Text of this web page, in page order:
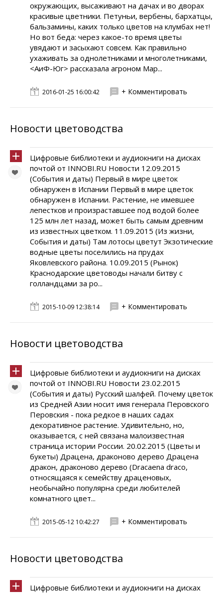
окружающих, высаживают на дачах и во дворах
красивые цветники. Петуньи, вербены, бархатцы,
бальзамины, каких только цветов на клумбах нет!
Но вот беда: через какое-то время цветы
увядают и засыхают совсем. Как правильно
ухаживать за однолетниками и многолетниками,
<АиФ-Юг> рассказала агроном Мар...
2016-01-25 16:00:42 + Комментировать
Новости цветоводства
Цифровые библиотеки и аудиокниги на дисках
почтой от INNOBI.RU Новости 12.09.2015
(События и даты) Первый в мире цветок
обнаружен в Испании Первый в мире цветок
обнаружен в Испании. Растение, не имевшее
лепестков и произраставшее под водой более
125 млн лет назад, может быть самым древним
из известных цветком. 11.09.2015 (Из жизни,
События и даты) Там лотосы цветут Экзотические
водные цветы поселились на прудах
Яковлевского района. 10.09.2015 (Рынок)
Краснодарские цветоводы начали битву с
голландцами за ро...
2015-10-09 12:38:14 + Комментировать
Новости цветоводства
Цифровые библиотеки и аудиокниги на дисках
почтой от INNOBI.RU Новости 23.02.2015
(События и даты) Русский шалфей. Почему цветок
из Средней Азии носит имя генерала Перовского
Перовския - пока редкое в наших садах
декоративное растение. Удивительно, но,
оказывается, с ней связана малоизвестная
страница истории России. 20.02.2015 (Цветы и
букеты) Драцена, драконово дерево Драцена
дракон, драконово дерево (Dracaena draco,
относящаяся к семейству драценовых,
необычайно популярна среди любителей
комнатного цвет...
2015-05-12 10:42:27 + Комментировать
Новости цветоводства
Цифровые библиотеки и аудиокниги на дисках